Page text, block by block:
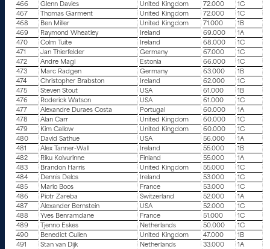
466
Glenn Davies United Kingdom 72.000
1C
467
Thomas Garment United Kingdom 72.000
1C
468
Ben Miller United Kingdom 71.000
1B
469
Raymond Wheatley Ireland 69.000
1A
470
Colm Tuite Ireland 68.000
1C
471
Jan Thierfelder Germany 67.000
1C
472
Andre Magi Estonia 66.000
1C
473
Marc Radgen Germany 63.000
1B
474
Christopher Brabston Ireland 62.000
1C
475
Steven Stout USA 61.000
1B
476
Roderick Watson USA 61.000
1C
477
Alexandre Duraes Costa Portugal 60.000
1A
478
Alan Carr United Kingdom 60.000
1C
479
Kim Callow United Kingdom 60.000
1C
480
David Sathue USA 56.000
1A
481
Alex Tanner-Wall Ireland 55.000
1B
482
Riku Koivurinne Finland 55.000
1A
483
Brandon Harris United Kingdom 55.000
1C
484
Dennis Delos Ireland 53.000
1C
485
Mario Boos France 53.000
1C
486
Piotr Zareba Switzerland 52.000
1A
487
Alexander Bernstein USA 52.000
1C
488
Yves Benramdane France 51.000
1C
489
Tjenno Eskes Netherlands 50.000
1C
490
Benedict Cullen United Kingdom 47.000
1B
491
Stan van Dijk Netherlands 33.000
1A